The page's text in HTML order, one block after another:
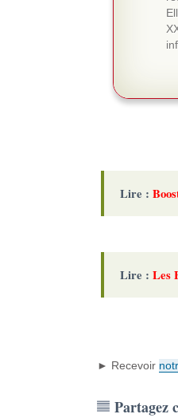
Lire :
Lire : Les
► Recevoir
Partagez